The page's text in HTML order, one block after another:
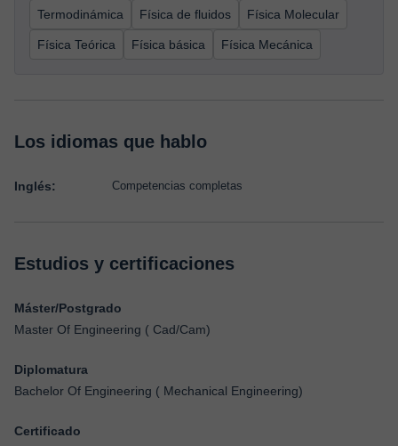
Termodinámica Física de fluidos Física Molecular
Física Teórica Física básica Física Mecánica
Los idiomas que hablo
Inglés: Competencias completas
Estudios y certificaciones
Máster/Postgrado
Master Of Engineering ( Cad/Cam)
Diplomatura
Bachelor Of Engineering ( Mechanical Engineering)
Certificado